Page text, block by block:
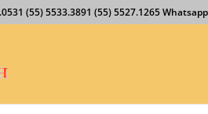
(55) 5533.3891 (55) 5527.1265